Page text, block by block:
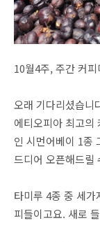
10월4주, 주간 커피
오래 기다리셨습니
에티오피아 최고의
인 시먼어베이 1종
드디어 오픈해드릴
타미루 4종 중 세가
피들이고요. 새로